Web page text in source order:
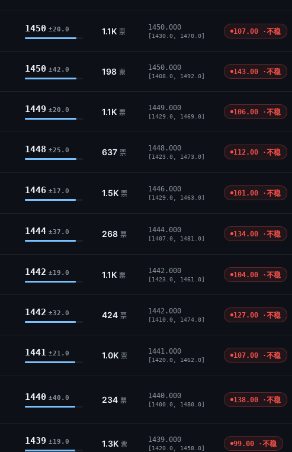
1450 ±20.0 1.1K 票
1450.000
[1430.0, 1470.0]
107.00 ·不稳
1450 ±42.0 198 票
1450.000
[1408.0, 1492.0]
143.00 ·不稳
1449 ±20.0 1.1K 票
1449.000
[1429.0, 1469.0]
106.00 ·不稳
1448 ±25.0 637 票
1448.000
[1423.0, 1473.0]
112.00 ·不稳
1446 ±17.0 1.5K 票
1446.000
[1429.0, 1463.0]
101.00 ·不稳
1444 ±37.0 268 票
1444.000
[1407.0, 1481.0]
134.00 ·不稳
1442 ±19.0 1.1K 票
1442.000
[1423.0, 1461.0]
104.00 ·不稳
1442 ±32.0 424 票
1442.000
[1410.0, 1474.0]
127.00 ·不稳
1441 ±21.0 1.0K 票
1441.000
[1420.0, 1462.0]
107.00 ·不稳
1440 ±40.0 234 票
1440.000
[1400.0, 1480.0]
138.00 ·不稳
1439 ±19.0 1.3K 票
1439.000
[1420.0, 1458.0]
99.00 ·不稳